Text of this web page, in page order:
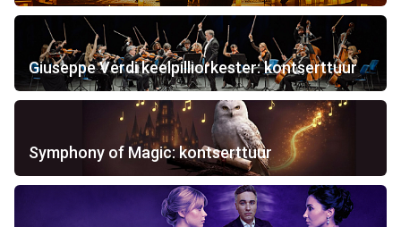
Giuseppe Verdi keelpilliorkester: kontserttuur
Symphony of Magic: kontserttuur